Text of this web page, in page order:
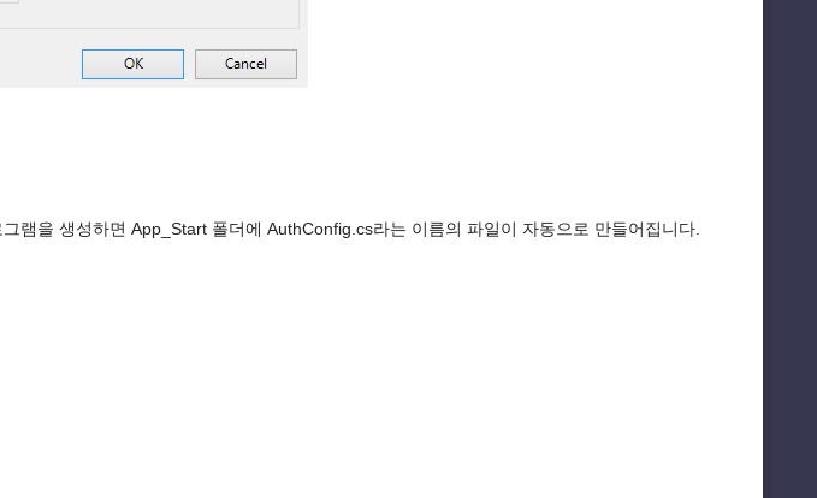
램을 생성하면 App_Start 폴더에 AuthConfig.cs라는 이름의 파일이 자동으로 만들어집니다.